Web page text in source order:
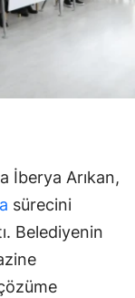
İberya Arıkan,
sürecini
Belediyenin